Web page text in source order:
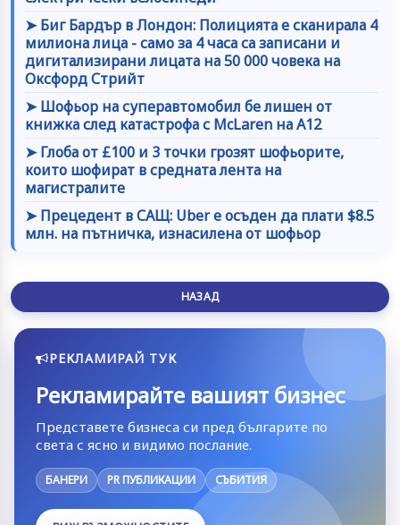
➤ Биг Бардър в Лондон: Полицията е сканирала 4
милиона лица - само за 4 часа са записани и
дигитализирани лицата на 50 000 човека на
Оксфорд Стрийт
➤ Шофьор на суперавтомобил бе лишен от
книжка след катастрофа с McLaren на A12
➤ Глоба от £100 и 3 точки грозят шофьорите,
които шофират в средната лента на
магистралите
➤ Прецедент в САЩ: Uber е осъден да плати $8.5
млн. на пътничка, изнасилена от шофьор
НАЗАД
РЕКЛАМИРАЙ ТУК
Рекламирайте вашият бизнес
Представете бизнеса си пред българите по
света с ясно и видимо послание.
БАНЕРИ PR ПУБЛИКАЦИИ СЪБИТИЯ